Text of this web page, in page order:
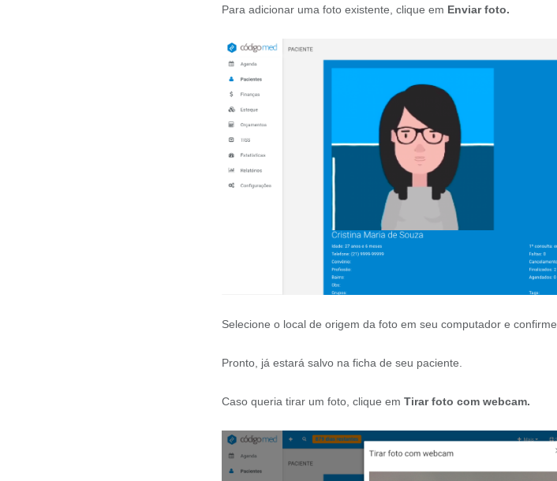
Para adicionar uma foto existente, clique em Enviar foto.
Selecione o local de origem da foto em seu computador e confirme.
Pronto, já estará salvo na ficha de seu paciente.
Caso queria tirar um foto, clique emTirar foto com webcam.